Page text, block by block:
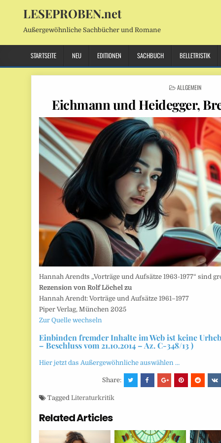
LESEPROBEN.net
Außergewöhnliche Sachbücher und Romane
STARTSEITE NEU EDITIONEN SACHBUCH BELLETRISTIK
POSTED
ALLGEMEIN
Eichmann und Heidegger,
Hannah Arendts „Vorträge und Aufsätze 1963-1977“ sind
Rezension von Rolf Löchel zu
Hannah Arendt: Vorträge und Aufsätze 1961–1977
Piper Verlag, München 2025
Zur Quelle wechseln
Einbinden fremder Inhalte im Web ist keine
– Beschluss vom 21.10.2014 – Az. C-348/13 )
Hier jetzt das Außergewöhnliche auswählen …
Share:
TaggedLiteraturkritik
Related Articles